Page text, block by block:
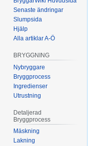
Senaste ändringar
Slumpsida
Hjälp
Alla artiklar A-Ö
BRYGGNING
Nybryggare
Bryggprocess
Ingredienser
Utrustning
Detaljerad
Bryggprocess
Mäskning
Lakning